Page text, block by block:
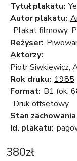
Tytuł plakatu:
Autor plakatu:
Plakat filmowy:
Reżyser:
Aktorzy:
Piotr Siwkiewicz,
Rok druku: 1985
Format: B1 (ok.
Druk offsetowy
Stan
Id. plakatu:
380zł